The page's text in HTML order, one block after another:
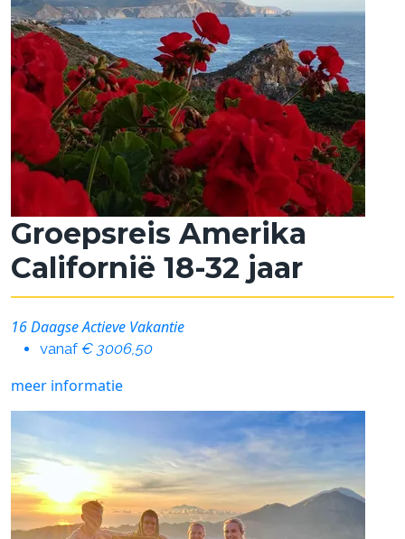
Groepsreis Amerika
Californië 18-32 jaar
16 Daagse Actieve Vakantie
vanaf€ 3006,50
meer informatie